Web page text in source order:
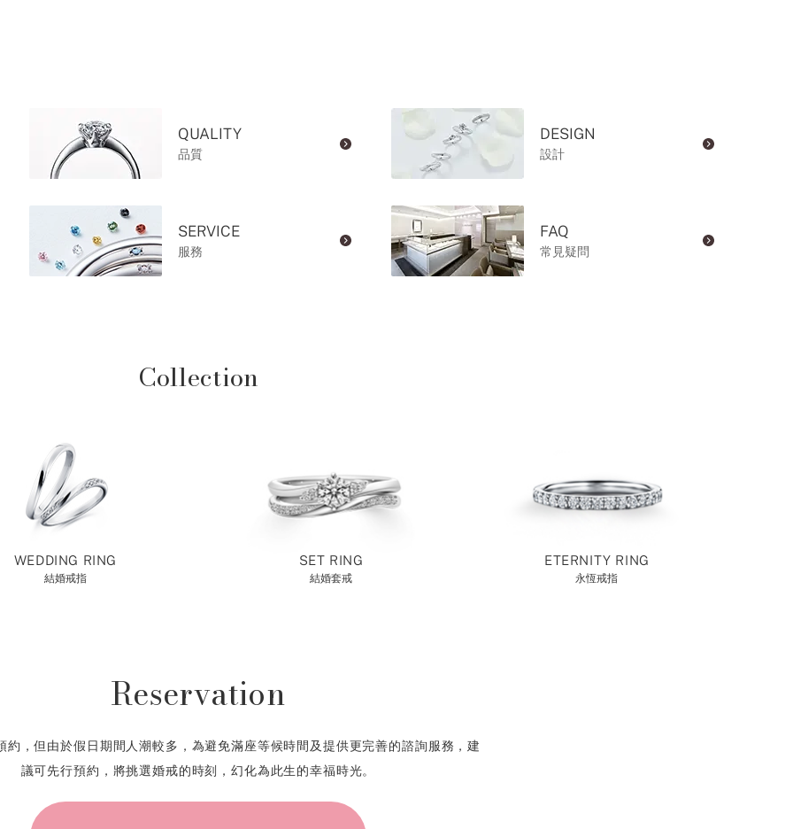
QUALITY
品質
DESIGN
設計
SERVICE
服務
FAQ
常見疑問
Collection
WEDDING RING
結婚戒指
SET RING
結婚套戒
ETERNITY RING
永恆戒指
Reservation
約，但由於假日期間人潮較多，為避免滿座等候時間及提供更完善的諮詢服務，建
議可先行預約，將挑選婚戒的時刻，幻化為此生的幸福時光。